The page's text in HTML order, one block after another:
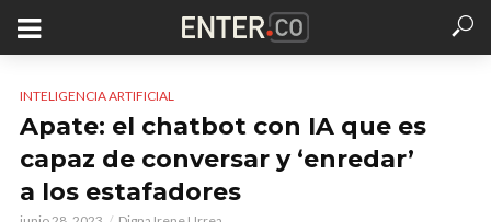
INTELIGENCIA ARTIFICIAL
Apate: el chatbot con IA que es
capaz de conversar y ‘enredar’
a los estafadores